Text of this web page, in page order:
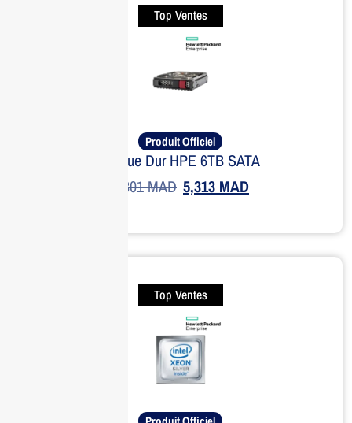
Top Ventes
Produit Officiel
Disque Dur HPE 6TB SATA
6,301MAD 5,313 MAD
Top Ventes